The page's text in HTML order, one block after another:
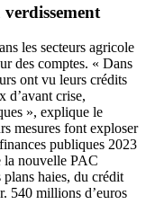
les secteurs agricole
des comptes. « Dans
ont vu leurs crédits
d’avant crise,
», explique le
mesures font exploser
publiques 2023
la nouvelle PAC
haies, du crédit
540 millions d’euros